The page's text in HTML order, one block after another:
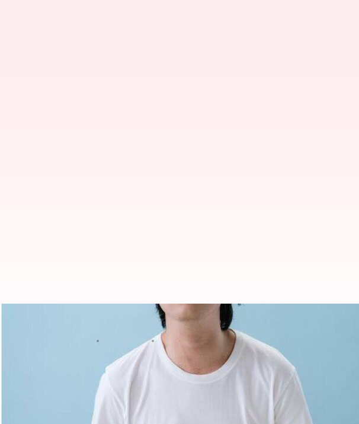
Tips mencegah masalah pencernaan saat
Aug 07, 2023 12:26 pm
Saat musim hujan melanda, banyak dari kita yang rentan
Kedatangan musim hujan meningkatkan kekhawatiran kesehatan kita.